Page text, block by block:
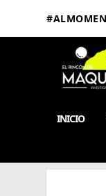
INICIO